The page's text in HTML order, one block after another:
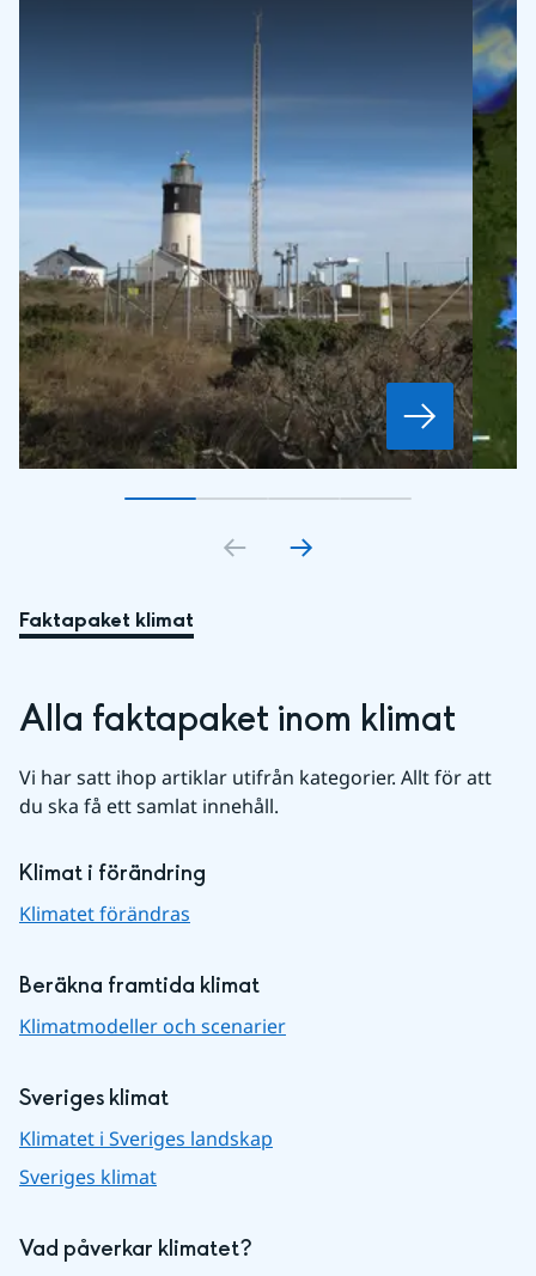
Gå till bildkort1
Gå till bildkort2
Gå till bildkort3
Gå till bildkort
Faktapaket klimat
Alla faktapaket inom klimat
Vi har satt ihop artiklar utifrån kategorier. Allt för att
du ska få ett samlat innehåll.
Klimat i förändring
Klimatet förändras
Beräkna framtida klimat
Klimatmodeller och scenarier
Sveriges klimat
Klimatet i Sveriges landskap
Sveriges klimat
Vad påverkar klimatet?